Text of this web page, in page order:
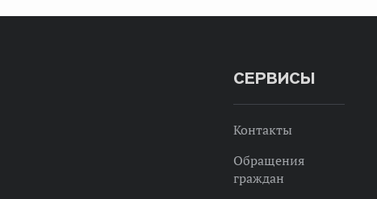
СЕРВИСЫ
Контакты
Обращения
граждан